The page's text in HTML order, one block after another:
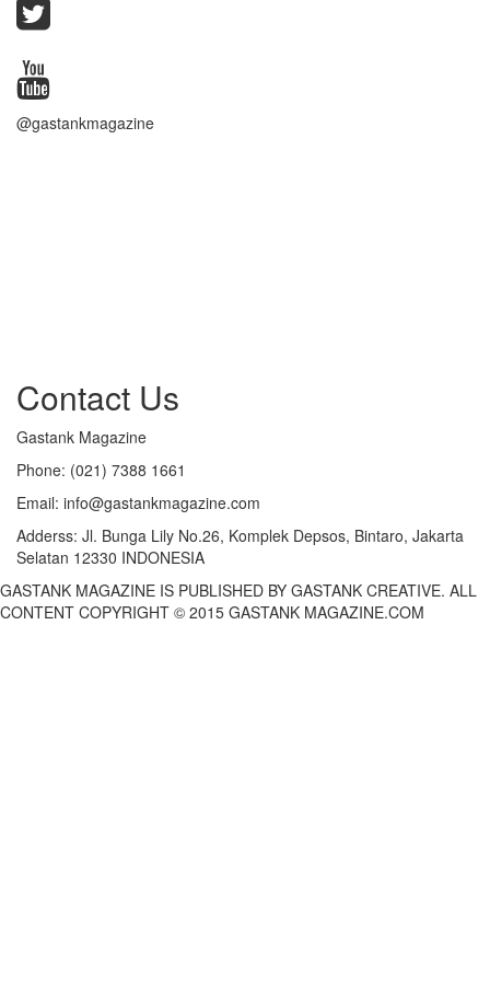
@gastankmagazine
Contact Us
Gastank Magazine
Phone: (021) 7388 1661
Email: info@gastankmagazine.com
Adderss: Jl. Bunga Lily No.26, Komplek Depsos, Bintaro, Jakarta
Selatan 12330 INDONESIA
GASTANK MAGAZINE IS PUBLISHED BY GASTANK CREATIVE. ALL
CONTENT COPYRIGHT © 2015 GASTANK MAGAZINE.COM